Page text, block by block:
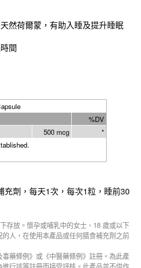
然荷爾蒙，有助入睡及提升睡眠
間
%DV
500 mcg
*
充劑，每天1次，每次1粒，睡前30
存放。懷孕或哺乳中的女士、 18 歲或以下
人，在使用本產品或任何膳食補充劑之前
藥條例》或《中醫藥條例》註冊。為此產